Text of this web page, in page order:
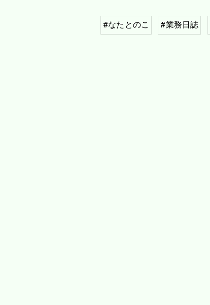
#なたとのこ #業務日誌